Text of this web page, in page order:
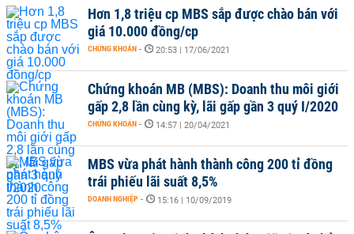
Hơn 1,8 triệu cp MBS sắp được chào bán với
giá 10.000 đồng/cp
CHỨNG KHOÁN - 20:53 | 17/06/2021
Chứng khoán MB (MBS): Doanh thu môi giới
gấp 2,8 lần cùng kỳ, lãi gấp gần 3 quý I/2020
CHỨNG KHOÁN - 14:57 | 20/04/2021
MBS vừa phát hành thành công 200 tỉ đồng
trái phiếu lãi suất 8,5%
DOANH NGHIỆP - 15:16 | 10/09/2019